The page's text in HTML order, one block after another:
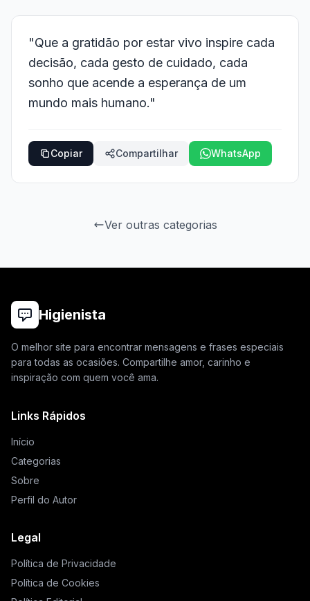
"Que a gratidão por estar vivo inspire cada
decisão, cada gesto de cuidado, cada
sonho que acende a esperança de um
mundo mais humano."
Copiar Compartilhar WhatsApp
Ver outras categorias
Higienista
O melhor site para encontrar mensagens e frases especiais
para todas as ocasiões. Compartilhe amor, carinho e
inspiração com quem você ama.
Links Rápidos
Início
Categorias
Sobre
Perfil do Autor
Legal
Política de Privacidade
Política de Cookies